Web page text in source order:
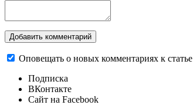
Оповещать о новых комментариях к статье
Подписка
ВКонтакте
Сайт на Facebook